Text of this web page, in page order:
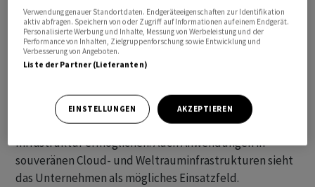
quantenresistente Verschlüsselung und sichere
Kommunikation zwischen Satelliten.
Die Technologien von Sealsq sollen unter anderem
sichere Authentifizierung, geschützte Startprozesse
und Zero-Trust-Kommunikation zwischen Satelliten,
orbitalen Rechenknoten und terrestrischer
Infrastruktur ermöglichen. Auch Anwendungen in
souveränen Cloud- und Weltrauminfrastrukturen sieht
das Unternehmen als mögliches Einsatzfeld.
Verwendung genauer Standortdaten. Endgeräteeigenschaften zur Identifikation
aktiv abfragen. Speichern von oder Zugriff auf Informationen auf einem Endgerät.
Personalisierte Werbung und Inhalte, Messung von Werbeleistung und der
Performance von Inhalten, Zielgruppenforschung sowie Entwicklung und
Verbesserung von Angeboten.
Liste der Partner (Lieferanten)
EINSTELLUNGEN AKZEPTIEREN